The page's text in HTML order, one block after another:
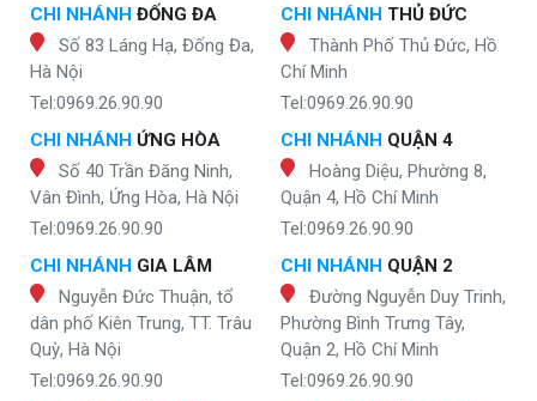
CHI NHÁNH ĐỐNG ĐA
Số 83 Láng Hạ, Đống Đa,
Hà Nội
Tel:0969.26.90.90
CHI NHÁNH ỨNG HÒA
Số 40 Trần Đăng Ninh,
Vân Đình, Ứng Hòa, Hà Nội
Tel:0969.26.90.90
CHI NHÁNH GIA LÂM
Nguyễn Đức Thuận, tổ
dân phố Kiên Trung, TT. Trâu
Quỳ, Hà Nội
Tel:0969.26.90.90
CHI NHÁNH THỦ ĐỨC
Thành Phố Thủ Đức, Hồ
Chí Minh
Tel:0969.26.90.90
CHI NHÁNH QUẬN 4
Hoàng Diệu, Phường 8,
Quận 4, Hồ Chí Minh
Tel:0969.26.90.90
CHI NHÁNH QUẬN 2
Đường Nguyễn Duy Trinh,
Phường Bình Trưng Tây,
Quận 2, Hồ Chí Minh
Tel:0969.26.90.90